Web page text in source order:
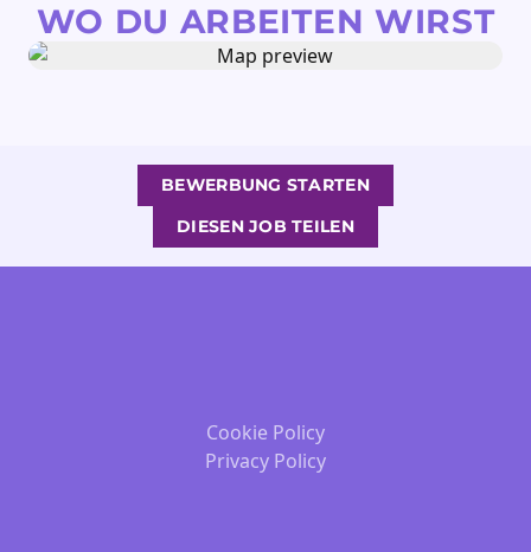
WO DU ARBEITEN WIRST
BEWERBUNG STARTEN
DIESEN JOB TEILEN
Cookie Policy
Privacy Policy